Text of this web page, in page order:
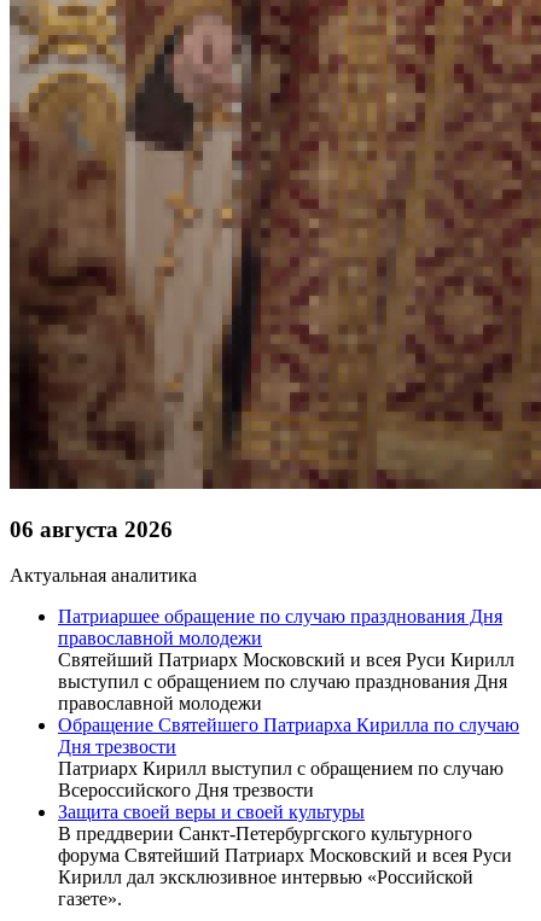
06 августа 2026
Актуальная аналитика
Патриаршее обращение по случаю празднования Дня
православной молодежи
Святейший Патриарх Московский и всея Руси Кирилл
выступил с обращением по случаю празднования Дня
православной молодежи
Обращение Святейшего Патриарха Кирилла по случаю
Дня трезвости
Патриарх Кирилл выступил с обращением по случаю
Всероссийского Дня трезвости
Защита своей веры и своей культуры
В преддверии Санкт-Петербургского культурного
форума Святейший Патриарх Московский и всея Руси
Кирилл дал эксклюзивное интервью «Российской
газете».